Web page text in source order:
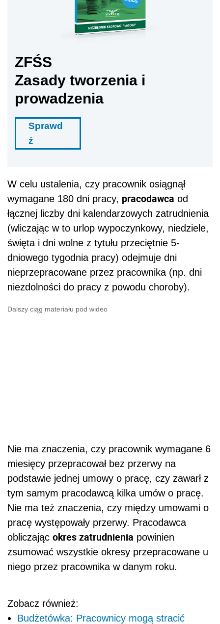
ZFŚS
Zasady tworzenia i
prowadzenia
Sprawd
ź
W celu ustalenia, czy pracownik osiągnął
wymagane 180 dni pracy, pracodawca od
łącznej liczby dni kalendarzowych zatrudnienia
(wliczając w to urlop wypoczynkowy, niedziele,
święta i dni wolne z tytułu przeciętnie 5-
dniowego tygodnia pracy) odejmuje dni
nieprzepracowane przez pracownika (np. dni
niezdolności do pracy z powodu choroby).
Dalszy ciąg materiału pod wideo
Nie ma znaczenia, czy pracownik wymagane 6
miesięcy przepracował bez przerwy na
podstawie jednej umowy o pracę, czy zawarł z
tym samym pracodawcą kilka umów o pracę.
Nie ma też znaczenia, czy między umowami o
pracę występowały przerwy. Pracodawca
obliczając okres zatrudnienia powinien
zsumować wszystkie okresy przepracowane u
niego przez pracownika w danym roku.
Zobacz również:
Budżetówka: Pracownicy mogą stracić